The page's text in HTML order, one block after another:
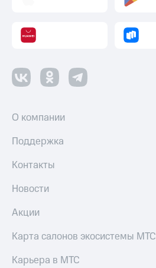
О компании
Поддержка
Контакты
Новости
Акции
Карта салонов экосистемы МТС
Карьера в МТС